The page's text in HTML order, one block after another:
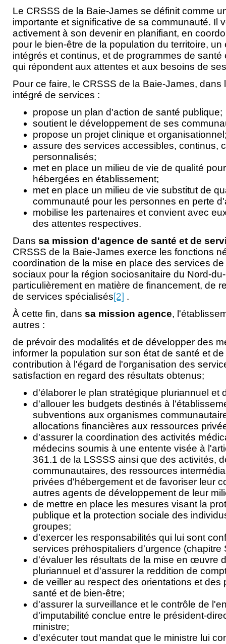
Le CRSSS de la Baie-James se définit comme
importante et significative de sa communauté. Il
activement à son devenir en planifiant, en
pour le bien-être de la population du territoire,
intégrés et continus, et de programmes de
qui répondent aux attentes et aux besoins de
Pour ce faire, le CRSSS de la Baie-James, dans
intégré de services :
propose un plan d'action de santé publique;
soutient le développement de ses
propose un projet clinique et
assure des services accessibles, continus,
personnalisés;
met en place un milieu de vie de qualité
hébergées en établissement;
met en place un milieu de vie substitut de
communauté pour les personnes en perte
mobilise les partenaires et convient avec
des attentes respectives.
Dans sa mission d'agence de santé et de
CRSSS de la Baie-James exerce les fonctions
coordination de la mise en place des services
sociaux pour la région sociosanitaire du Nord-
particulièrement en matière de financement, de
de services spécialisés[2] .
À cette fin, dans sa mission agence,
autres :
de prévoir des modalités et de développer des
informer la population sur son état de santé et
contribution à l'égard de l'organisation des
satisfaction en regard des résultats obtenus;
d'élaborer le plan stratégique pluriannuel et
d'allouer les budgets destinés à
subventions aux organismes
allocations financières aux ressources
d'assurer la coordination des activités
médecins soumis à une entente visée à
361.1 de la LSSSS ainsi que des activités,
communautaires, des ressources
privées d'hébergement et de favoriser leur
autres agents de développement de leur
de mettre en place les mesures visant la
publique et la protection sociale des
groupes;
d'exercer les responsabilités qui lui sont
services préhospitaliers d'urgence (chapitre
d'évaluer les résultats de la mise en œuvre
pluriannuel et d'assurer la reddition de
de veiller au respect des orientations et des
santé et de bien-être;
d'assurer la surveillance et le contrôle de
d'imputabilité conclue entre le président-
ministre;
d'exécuter tout mandat que le ministre lui